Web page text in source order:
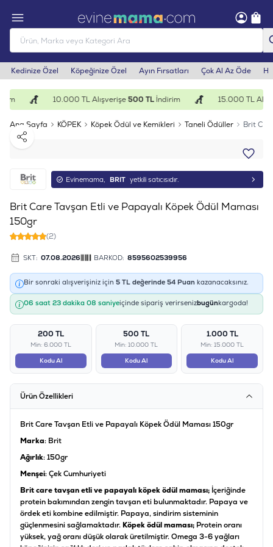
Kedinize Özel Köpeğinize Özel Ayın Fırsatları Çok Al Az Öde
10.000 TL Alışverişe500 TLİndirim 15.000 TL
Ana Sayfa KÖPEK Köpek Ödül ve Kemikleri Taneli Ödüller
Brit
Paylaş
Evinemama, BRIT yetkili satıcısıdır.
Brit Care Tavşan Etli ve Papayalı Köpek Ödül Maması
150gr
(2)
SKT: 07.08.2026 BARKOD: 8595602539956
Bir sonraki alışverişiniz için 5 TL değerinde 54 Puan kazanacaksınız.
06 saat 23 dakika 08 saniyeiçinde sipariş verirsenizbugünkargoda!
200 TL
Min: 6.000 TL
Kodu Al
500 TL
Min: 10.000 TL
Kodu Al
1.000 TL
Min: 15.000 TL
Kodu Al
Ürün Özellikleri
Brit Care Tavşan Etli ve Papayalı Köpek Ödül Maması 150gr
Marka: Brit
Ağırlık: 150gr
Menşei: Çek Cumhuriyeti
Brit care tavşan etli ve papayalı köpek ödül maması; İçeriğinde
protein bakımından zengin tavşan eti bulunmaktadır. Papaya ve
ördek eti kombine edilmiştir. Papaya, sindirim sisteminin
güçlenmesini sağlamaktadır. Köpek ödül maması; Protein oranı
yüksek, yağ oranı düşük olarak üretilmiştir. Omega 3-6 yağları